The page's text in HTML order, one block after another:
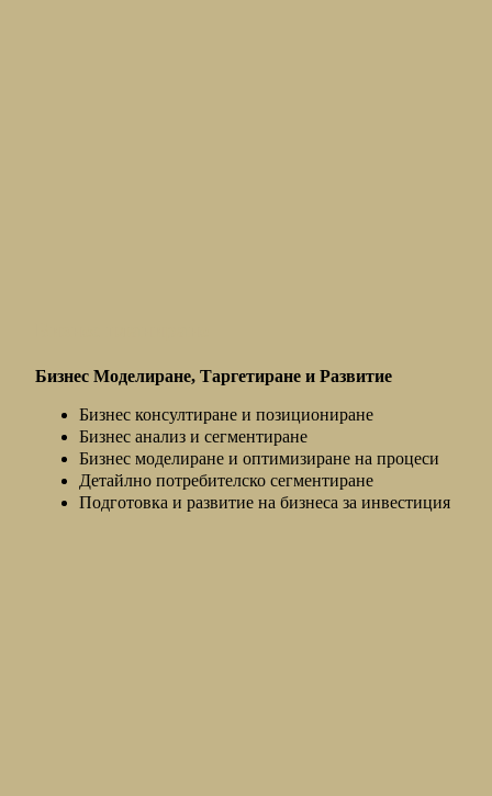
Бизнес Моделиране, Таргетиране и Развитие
Бизнес консултиране и позициониране
Бизнес анализ и сегментиране
Бизнес моделиране и оптимизиране на процеси
Детайлно потребителско сегментиране
Подготовка и развитие на бизнеса за инвестиция